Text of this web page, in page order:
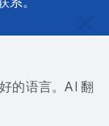
的语言。AI 翻